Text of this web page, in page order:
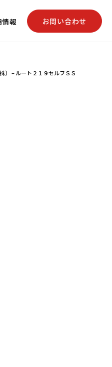
報 お問い合わせ
） – ルート２１９セルフＳＳ